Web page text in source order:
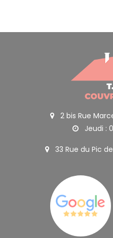
2 bis Rue
Jeudi :
33 Rue du Pic